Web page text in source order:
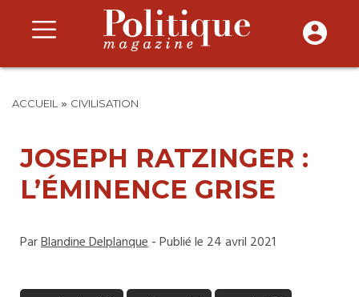
ACCUEIL » CIVILISATION
JOSEPH RATZINGER :
L’ÉMINENCE GRISE
ParBlandine Delplanque- Publié le 24 avril 2021